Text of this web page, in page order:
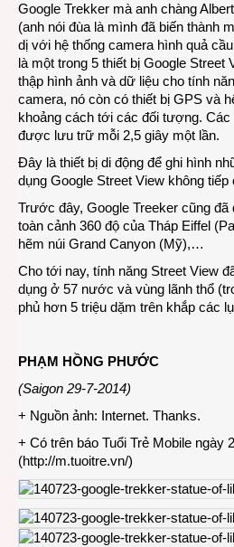
Google Trekker mà anh chàng
(anh nói đùa là mình đã biến thành
dị với hệ thống camera hình quả
là một trong 5 thiết bị Google Street
thập hình ảnh và dữ liệu cho tính
camera, nó còn có thiết bị GPS và
khoảng cách tới các đối tượng. Các
được lưu trữ mỗi 2,5 giây một lần.
Đây là thiết bị di động để ghi hình
dụng Google Street View không
Trước đây, Google Treeker cũng
toàn cảnh 360 độ của Tháp Eiffel
hẽm núi Grand Canyon (Mỹ),…
Cho tới nay, tính năng Street View
dụng ở 57 nước và vùng lãnh thổ
phủ hơn 5 triệu dặm trên khắp các
PHẠM HỒNG PHƯỚC
(Saigon 29-7-2014)
+ Nguồn ảnh: Internet. Thanks.
+ Có trên báo Tuổi Trẻ Mobile ngày
(http://m.tuoitre.vn/)